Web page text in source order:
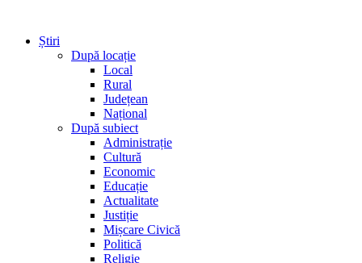
Știri
După locație
Local
Rural
Județean
Național
După subiect
Administrație
Cultură
Economic
Educație
Actualitate
Justiție
Mișcare Civică
Politică
Religie